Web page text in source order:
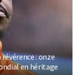
: onze
en héritage